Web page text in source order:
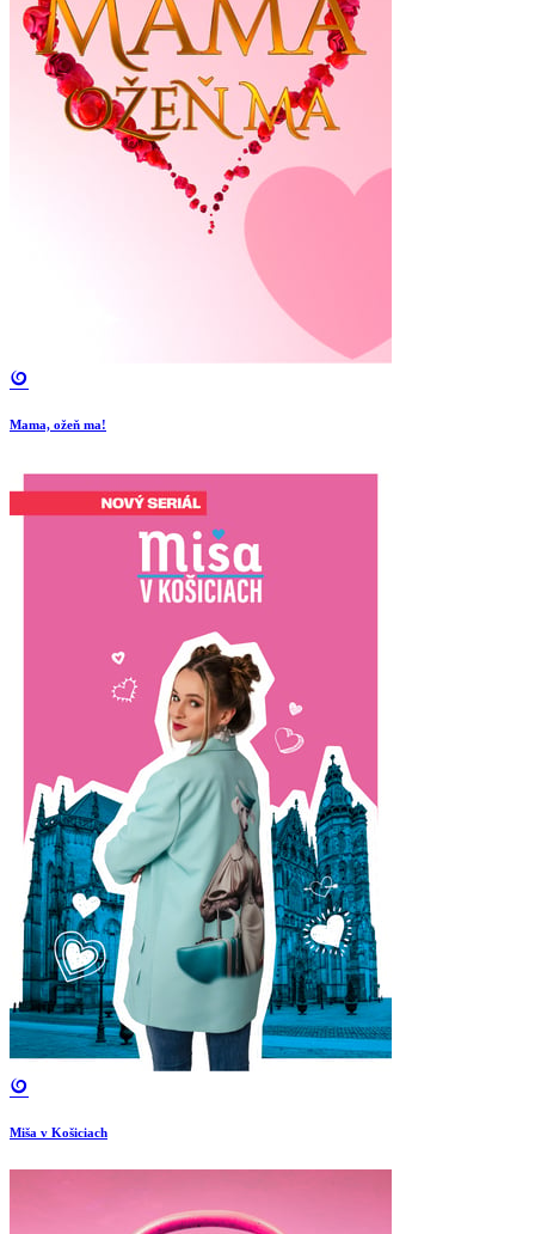
Mama, ožeň ma!
Miša v Košiciach